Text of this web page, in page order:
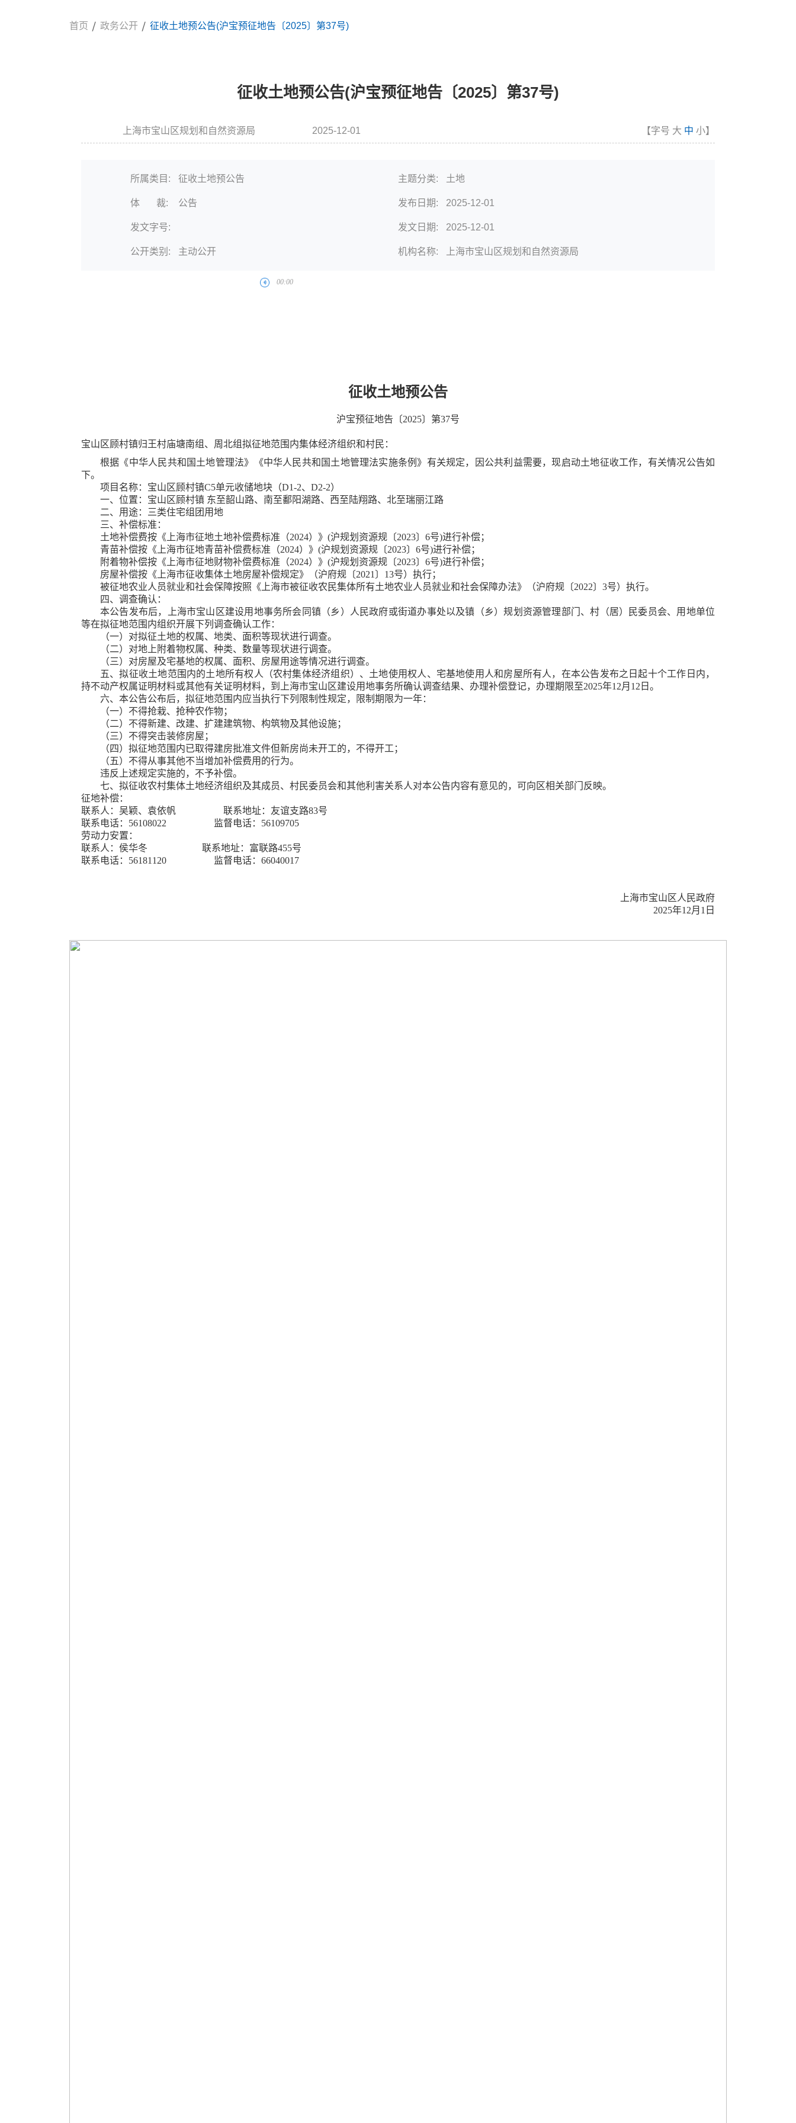
首页 政务公开 征收土地预公告(沪宝预征地告〔2025〕第37号)
征收土地预公告(沪宝预征地告〔2025〕第37号)
上海市宝山区规划和自然资源局 2025-12-01 【字号 大 中 小】
所属类目: 征收土地预公告 主题分类: 土地
体 裁: 公告 发布日期: 2025-12-01
发文字号: 发文日期: 2025-12-01
公开类别: 主动公开 机构名称: 上海市宝山区规划和自然资源局
征收土地预公告
沪宝预征地告〔2025〕第37号
宝山区顾村镇归王村庙塘南组、周北组拟征地范围内集体经济组织和村民：
根据《中华人民共和国土地管理法》《中华人民共和国土地管理法实施条例》有关规定，因公共利益需要，现启动土地征收工作，有关情况公告如
下。
项目名称： 宝山区顾村镇C5单元收储地块（D1-2、D2-2）
一、位置： 宝山区顾村镇 东至韶山路、南至鄱阳湖路、西至陆翔路、北至瑞丽江路
二、用途：
三类住宅组团用地
三、补偿标准：
土地补偿费按 《上海市征地土地补偿费标准（2024）》(沪规划资源规〔2023〕6号)进行补偿；
青苗补偿按 《上海市征地青苗补偿费标准（2024）》(沪规划资源规〔2023〕6号)进行补偿；
附着物补偿按 《上海市征地财物补偿费标准（2024）》(沪规划资源规〔2023〕6号)进行补偿；
房屋补偿按 《上海市征收集体土地房屋补偿规定》（沪府规〔2021〕13号） 执行；
被征地农业人员就业和社会保障按照 《上海市被征收农民集体所有土地农业人员就业和社会保障办法》（沪府规〔2022〕3号） 执行。
四、调查确认：
本公告发布后，
上海市宝山区建设用地事务所会同镇（乡）人民政府或街道办事处以及镇（乡）规划资源管理部门 、村（居）民委员会、 用地单位
等在拟征地范围内组织开展下列调查确认工作：
（一）对拟征土地的权属、地类、面积等现状进行调查。
（二）对地上附着物权属、种类、数量等现状进行调查。
（三）对房屋及宅基地的权属、面积、房屋用途等情况进行调查。
五、拟征收土地范围内的土地所有权人（农村集体经济组织）、土地使用权人、宅基地使用人和房屋所有人，在本公告发布之日起十个工作日内，
持不动产权属证明材料或其他有关证明材料，到
上海市宝山区建设用地事务所确认调查结果、办理补偿登记，办理期限至2025年12月12日 。
六、本公告公布后，拟征地范围内应当执行下列限制性规定，限制期限为一年：
（一）不得抢栽、抢种农作物；
（二）不得新建、改建、扩建建筑物、构筑物及其他设施；
（三）不得突击装修房屋；
（四）拟征地范围内已取得建房批准文件但新房尚未开工的，不得开工；
（五）不得从事其他不当增加补偿费用的行为。
违反上述规定实施的，不予补偿。
七、拟征收农村集体土地经济组织及其成员、村民委员会和其他利害关系人对本公告内容有意见的，可向区相关部门反映。
征地补偿：
联系人：吴颖、袁依帆
联系地址：友谊支路83号
联系电话： 56108022 监督电话： 56109705
劳动力安置：
联系人：侯华冬
联系地址：富联路455号
联系电话： 56181120 监督电话： 66040017
上海市宝山区人民政府
2025年12月 1 日